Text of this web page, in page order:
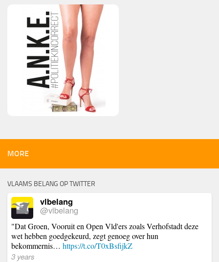
MORE
VLAAMS BELANG OP TWITTER
vlbelang
@vlbelang
"Dat Groen, Vooruit en Open Vld'ers zoals Verhofstadt deze
wet hebben goedgekeurd, zegt genoeg over hun
bekommernis… https://t.co/T0xBsfijkZ
3 years